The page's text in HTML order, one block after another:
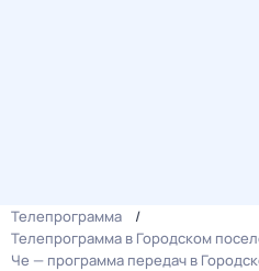
Телепрограмма
Телепрограмма в Городском
Че — программа передач в